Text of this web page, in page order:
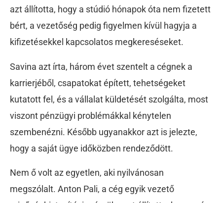
azt állította, hogy a stúdió hónapok óta nem fizetett
bért, a vezetőség pedig figyelmen kívül hagyja a
kifizetésekkel kapcsolatos megkereséseket.
Savina azt írta, három évet szentelt a cégnek a
karrierjéből, csapatokat épített, tehetségeket
kutatott fel, és a vállalat küldetését szolgálta, most
viszont pénzügyi problémákkal kénytelen
szembenézni. Később ugyanakkor azt is jelezte,
hogy a saját ügye időközben rendeződött.
Nem ő volt az egyetlen, aki nyilvánosan
megszólalt. Anton Pali, a cég egyik vezető